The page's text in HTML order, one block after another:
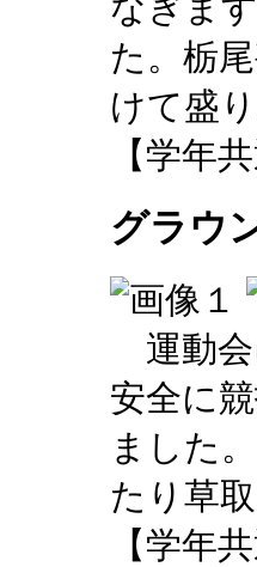
た。栃
けて盛
【学年
グラウ
運動会
安全に
ました
たり草
【学年